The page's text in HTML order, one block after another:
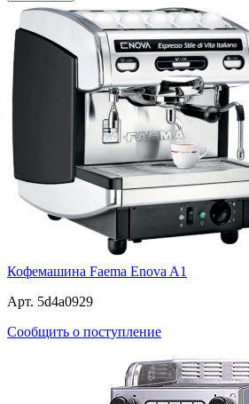
Кофемашина Faema Enova A1
Арт. 5d4a0929
Сообщить о поступление